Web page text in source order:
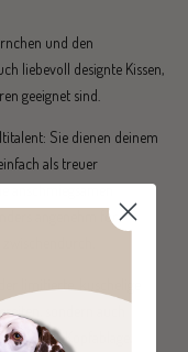
und den
liebevoll designte Kissen,
geeignet sind.
Sie dienen deinem
als treuer
anschmiegsamen
angenehm für
limitierte, kuschelige
sondern auch
Ob als Kopfablage,